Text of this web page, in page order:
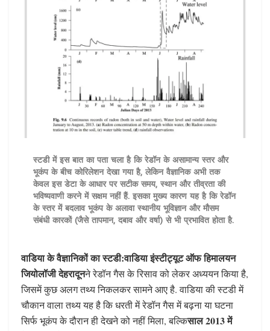
स्टडी में इस बात का पता चला है कि रेडॉन के असामान्य स्तर और
भूकंप के बीच कोरिलेशन देखा गया है, लेकिन वैज्ञानिक अभी तक
केवल इस डेटा के आधार पर सटीक समय, स्थान और तीव्रता की
भविष्यवाणी करने में सक्षम नहीं हैं. इसका मुख्य कारण यह है कि रेडॉन
के स्तर में बदलाव भूकंप के अलावा स्थानीय भूविज्ञान और मौसम
संबंधी कारकों (जैसे तापमान, दबाव और वर्षा) से भी प्रभावित होता है.
वाडिया के वैज्ञानिकों का स्टडी:वाडिया इंस्टीट्यूट ऑफ हिमालयन
जियोलॉजी देहरादूनने रेडॉन गैस के रिसाव को लेकर अध्ययन किया है,
जिसमें कुछ अलग तथ्य निकलकर सामने आए है. वाडिया की स्टडी में
चौकान वाला तथ्य यह है कि धरती में रेडॉन गैस में बढ़ना या घटना
सिर्फ भूकंप के दौरान ही देखने को नहीं मिला, बल्किसाल 2013 में